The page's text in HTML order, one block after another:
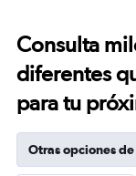
Consulta
diferentes
para tu
Otras opciones